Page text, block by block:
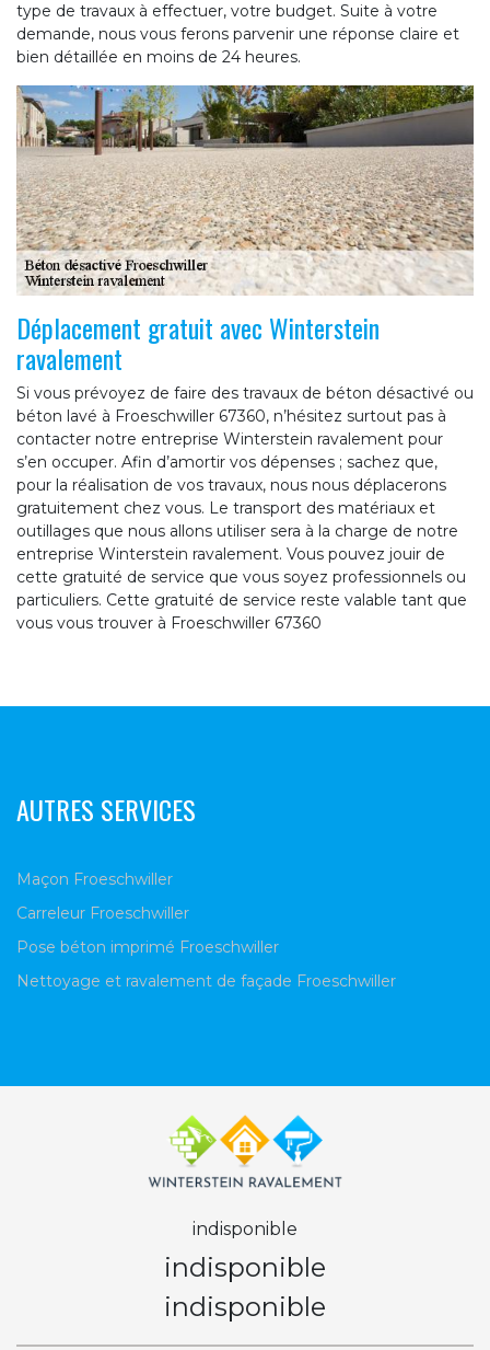
type de travaux à effectuer, votre budget. Suite à votre
demande, nous vous ferons parvenir une réponse claire et
bien détaillée en moins de 24 heures.
Déplacement gratuit avec Winterstein
ravalement
Si vous prévoyez de faire des travaux de béton désactivé ou
béton lavé à Froeschwiller 67360, n’hésitez surtout pas à
contacter notre entreprise Winterstein ravalement pour
s’en occuper. Afin d’amortir vos dépenses ; sachez que,
pour la réalisation de vos travaux, nous nous déplacerons
gratuitement chez vous. Le transport des matériaux et
outillages que nous allons utiliser sera à la charge de notre
entreprise Winterstein ravalement. Vous pouvez jouir de
cette gratuité de service que vous soyez professionnels ou
particuliers. Cette gratuité de service reste valable tant que
vous vous trouver à Froeschwiller 67360
AUTRES SERVICES
Maçon Froeschwiller
Carreleur Froeschwiller
Pose béton imprimé Froeschwiller
Nettoyage et ravalement de façade Froeschwiller
indisponible
indisponible
indisponible